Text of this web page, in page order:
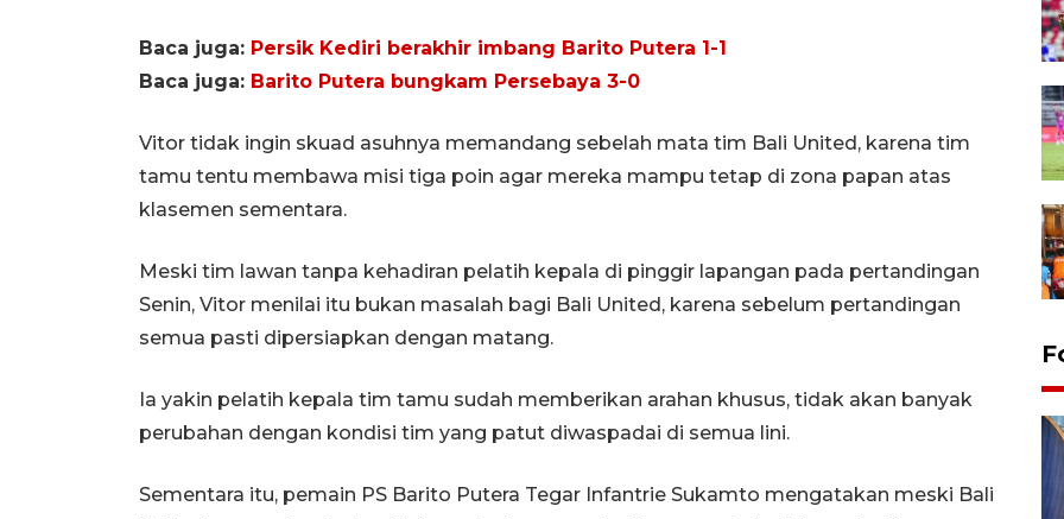
Baca juga: Persik Kediri berakhir imbang Barito Putera 1-1
Baca juga: Barito Putera bungkam Persebaya 3-0
Vitor tidak ingin skuad asuhnya memandang sebelah mata tim Bali United, karena tim
tamu tentu membawa misi tiga poin agar mereka mampu tetap di zona papan atas
klasemen sementara.
Meski tim lawan tanpa kehadiran pelatih kepala di pinggir lapangan pada pertandingan
Senin, Vitor menilai itu bukan masalah bagi Bali United, karena sebelum pertandingan
semua pasti dipersiapkan dengan matang.
Ia yakin pelatih kepala tim tamu sudah memberikan arahan khusus, tidak akan banyak
perubahan dengan kondisi tim yang patut diwaspadai di semua lini.
Sementara itu, pemain PS Barito Putera Tegar Infantrie Sukamto mengatakan meski Bali